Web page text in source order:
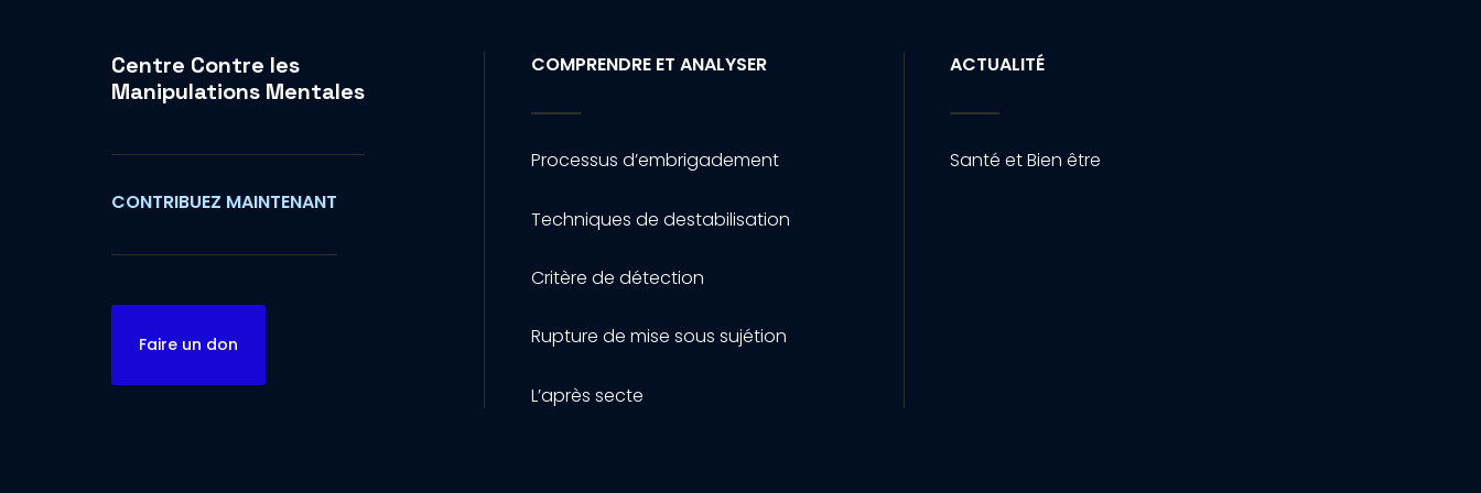
Centre Contre les
Manipulations Mentales
CONTRIBUEZ MAINTENANT
Faire un don
COMPRENDRE ET ANALYSER
Processus d’embrigadement
Techniques de destabilisation
Critère de détection
Rupture de mise sous sujétion
L’après secte
ACTUALITÉ
Santé et Bien être